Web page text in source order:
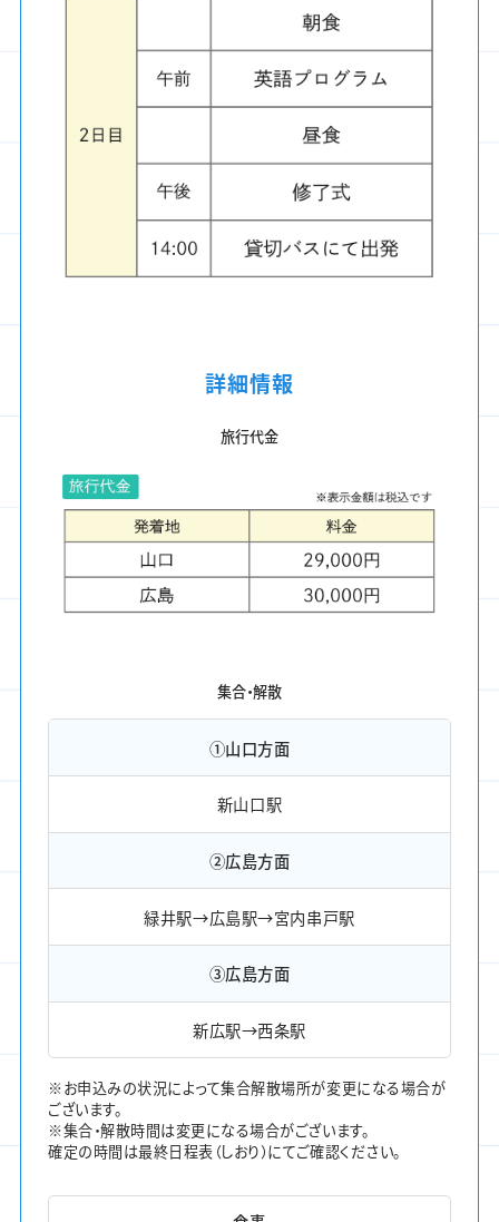
詳細情報
旅行代金
集合・解散
①山口方面
新山口駅
②広島方面
緑井駅→広島駅→宮内串戸駅
③広島方面
新広駅→西条駅
※お申込みの状況によって集合解散場所が変更になる場合が
ございます。
※集合・解散時間は変更になる場合がございます。
確定の時間は最終日程表（しおり）にてご確認ください。